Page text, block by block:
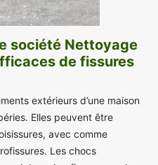
société Nettoyage
de fissures
extérieurs d’une maison
Elles peuvent être
avec comme
Les chocs